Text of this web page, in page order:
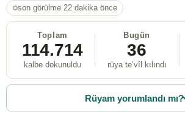
son görülme 22 dakika önce
Toplam
114.714
kalbe dokunuldu
Bugün
36
rüya te’vîl kılındı
Rüyam yorumlandı mı?